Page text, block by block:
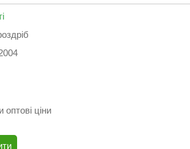
оптові ціни